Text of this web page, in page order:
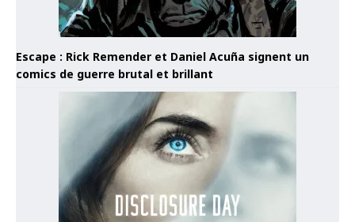
Escape : Rick Remender et Daniel Acuña signent un
comics de guerre brutal et brillant